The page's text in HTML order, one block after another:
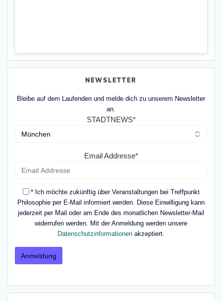
NEWSLETTER
Bleibe auf dem Laufenden und melde dich zu unserem Newsletter
an.
STADTNEWS*
Email Addresse*
* Ich möchte zukünftig über Veranstaltungen bei Treffpunkt
Philosophie per E-Mail informiert werden. Diese Einwilligung kann
jederzeit per Mail oder am Ende des monatlichen Newsletter-Mail
widerrufen werden. Mit der Anmeldung werden unsere
Datenschutzinformationen akzeptiert.